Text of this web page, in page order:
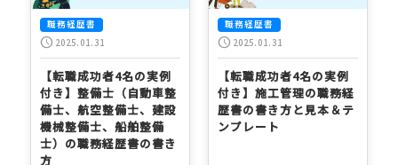
職務経歴書
schedule 2025.01.31
【転職成功者4名の実例
付き】整備士（自動車整
備士、航空整備士、建設
機械整備士、船舶整備
士）の職務経歴書の書き
方
職務経歴書
schedule 2025.01.31
【転職成功者4名の実例
付き】施工管理の職務経
歴書の書き方と見本＆テ
ンプレート